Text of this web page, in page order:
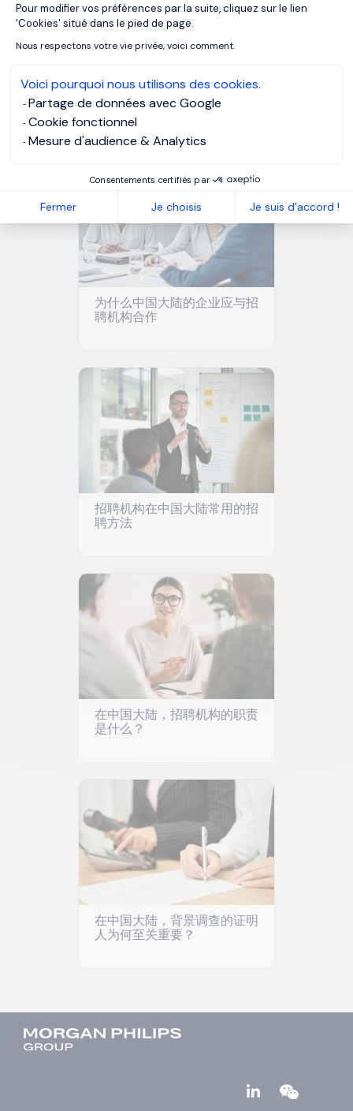
Pour modifier vos préférences par la suite, cliquez sur le lien
'Cookies' situé dans le pied de page.
Nous respectons votre vie privée, voici comment.
Voici pourquoi nous utilisons des cookies.
Partage de données avec Google
Cookie fonctionnel
Mesure d'audience & Analytics
Consentements certifiés par
Fermer Je choisis Je suis d'accord !
Axeptio consent
在中国大陆，如何选择合适的
招聘机构？
为什么中国大陆的企业应与招
聘机构合作
招聘机构在中国大陆常用的招
聘方法
在中国大陆，招聘机构的职责
是什么？
在中国大陆，背景调查的证明
人为何至关重要？